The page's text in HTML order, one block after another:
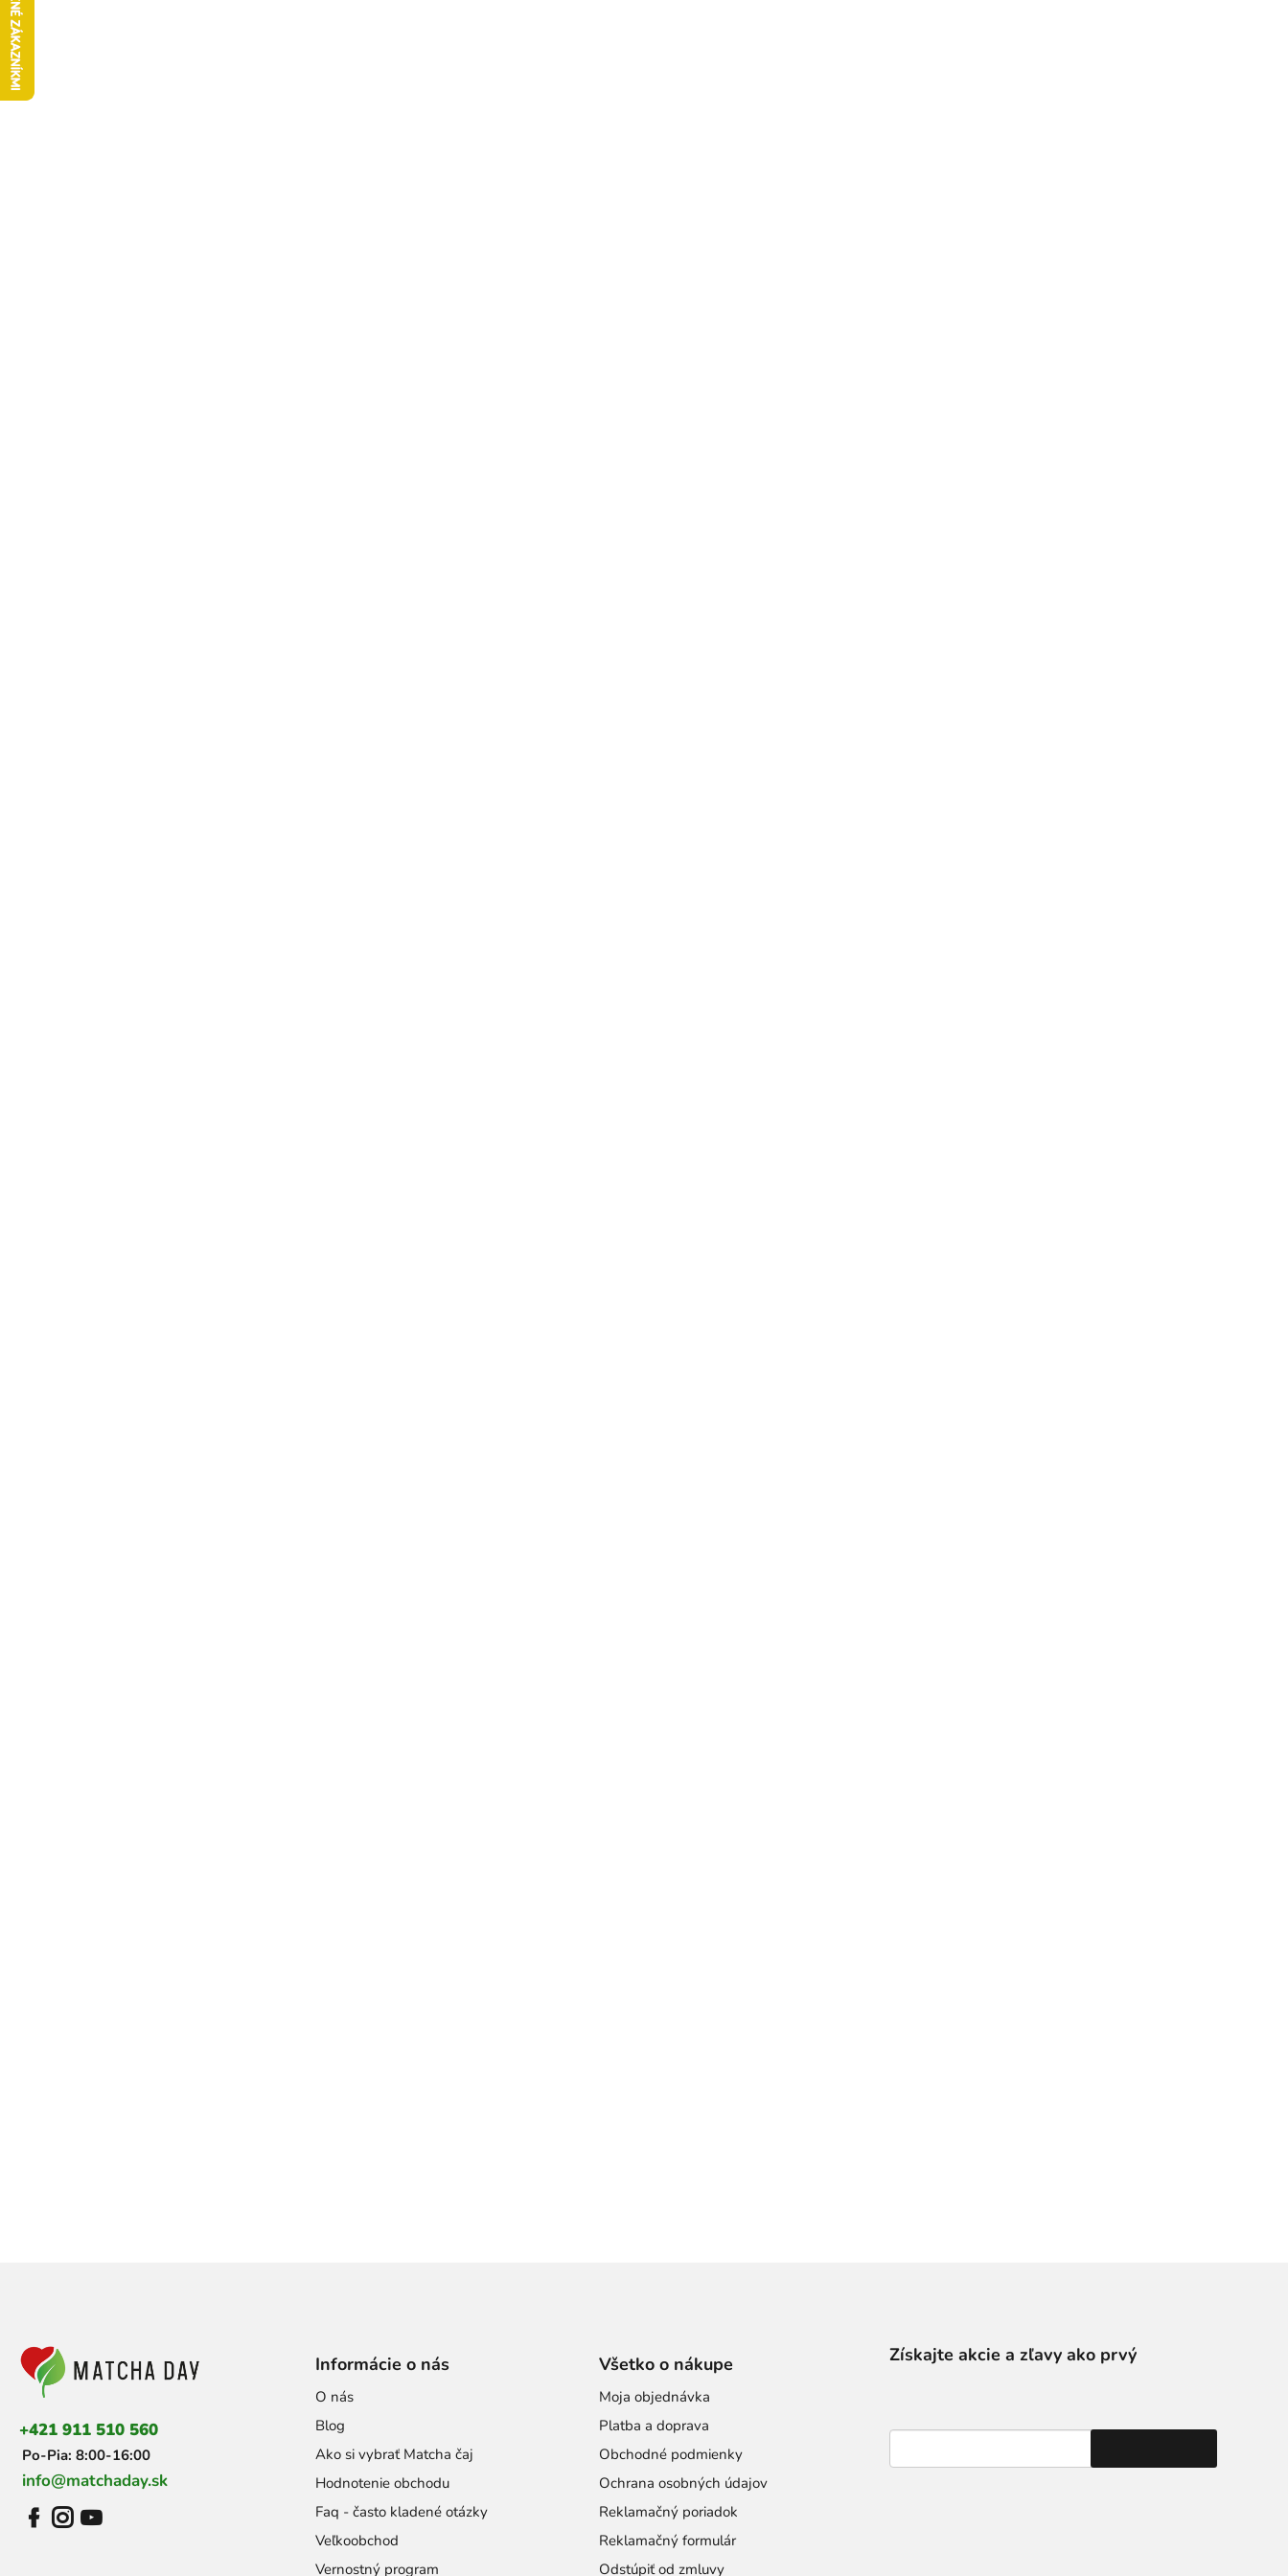
+421 911 510 560
Po-Pia: 8:00-16:00
info@matchaday.sk
Informácie o nás
O nás
Blog
Ako si vybrať Matcha čaj
Hodnotenie obchodu
Faq - často kladené otázky
Veľkoobchod
Vernostný program
Všetko o nákupe
Moja objednávka
Platba a doprava
Obchodné podmienky
Ochrana osobných údajov
Reklamačný poriadok
Reklamačný formulár
Odstúpiť od zmluvy
Získajte akcie a zľavy ako prvý